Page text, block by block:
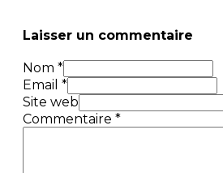
Laisser un commentaire
Nom *
Email *
Site web
Commentaire *